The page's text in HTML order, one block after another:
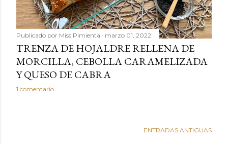
Publicado por Miss Pimienta marzo 01, 2022
TRENZA DE HOJALDRE RELLENA DE
MORCILLA, CEBOLLA CARAMELIZADA
Y QUESO DE CABRA
1 comentario
ENTRADAS ANTIGUAS